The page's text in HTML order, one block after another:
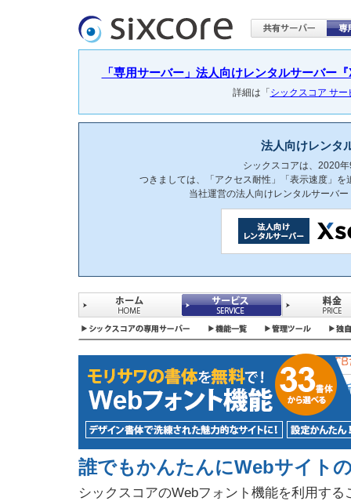
「専用サーバー」法人向けレンタルサーバー
詳細は「 シックスコア サ
法人向けレンタ
シックスコアは、2020
つきましては、「アクセス耐性」「表示速度」
当社運営の法人向けレンタルサーバー
誰でもかんたんにWebサイト
シックスコアのWebフォント機能を利用す